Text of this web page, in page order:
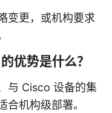
变更，或机构要求
优势是什么？
与 Cisco 设备的集
合机构级部署。